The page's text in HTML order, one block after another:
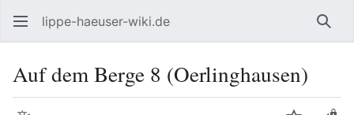
lippe-haeuser-wiki.de
Auf dem Berge 8 (Oerlinghausen)